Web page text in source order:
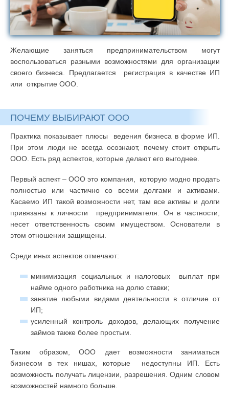
Желающие заняться предпринимательством могут
воспользоваться разными возможностями для организации
своего бизнеса. Предлагается регистрация в качестве ИП
или открытие ООО.
ПОЧЕМУ ВЫБИРАЮТ ООО
Практика показывает плюсы ведения бизнеса в форме ИП.
При этом люди не всегда осознают, почему стоит открыть
ООО. Есть ряд аспектов, которые делают его выгоднее.
Первый аспект – ООО это компания, которую модно продать
полностью или частично со всеми долгами и активами.
Касаемо ИП такой возможности нет, там все активы и долги
привязаны к личности предпринимателя. Он в частности,
несет ответственность своим имуществом. Основатели в
этом отношении защищены.
Среди иных аспектов отмечают:
минимизация социальных и налоговых выплат при
найме одного работника на долю ставки;
занятие любыми видами деятельности в отличие от
ИП;
усиленный контроль доходов, делающих получение
займов также более простым.
Таким образом, ООО дает возможности заниматься
бизнесом в тех нишах, которые недоступны ИП. Есть
возможность получать лицензии, разрешения. Одним словом
возможностей намного больше.